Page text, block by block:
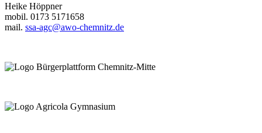
Heike Höppner
mobil. 0173 5171658
mail. ssa-agc@awo-chemnitz.de